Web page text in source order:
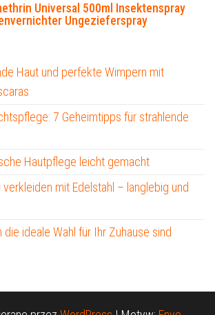
Universal 500ml Insektenspray
Ungezieferspray
Haut und perfekte Wimpern mit
7 Geheimtipps für strahlende
Hautpflege leicht gemacht
mit Edelstahl – langlebig und
die ideale Wahl für Ihr Zuhause sind